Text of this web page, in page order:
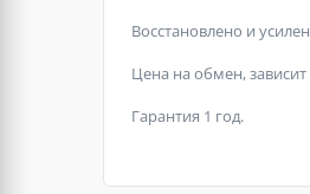
Восстановлено и
Цена на обмен,
Гарантия 1 год.